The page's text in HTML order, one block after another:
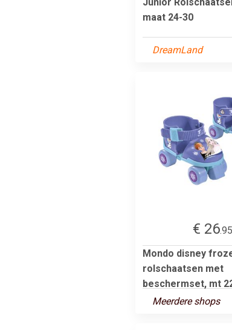
maat 24-30
DreamLand
€ 26.95
Mondo disney
rolschaatsen met
beschermset, mt
Meerdere shops